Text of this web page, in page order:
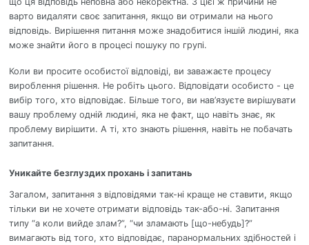
варто видаляти своє запитання, якщо ви отримали на нього
відповідь. Вирішення питання може знадобитися іншій людині, яка
може знайти його в процесі пошуку по групі.
Коли ви просите особистої відповіді, ви заважаєте процесу
вироблення рішення. Не робіть цього. Відповідати особисто - це
вибір того, хто відповідає. Більше того, ви нав’язуєте вирішувати
вашу проблему одній людині, яка не факт, що навіть знає, як
проблему вирішити. А ті, хто знають рішення, навіть не побачать
запитання.
Уникайте безглуздих прохань і запитань
Загалом, запитання з відповідями так-ні краще не ставити, якщо
тільки ви не хочете отримати відповідь так-або-ні. Запитання
типу “а коли вийде злам?”, “чи зламають [що-небудь]?”
вимагають від того, хто відповідає, паранормальних здібностей і